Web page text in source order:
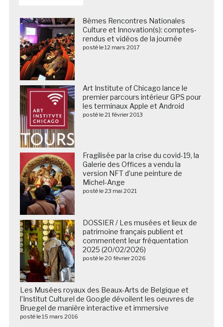
8èmes Rencontres Nationales
Culture et Innovation(s): comptes-
rendus et vidéos de la journée
posté le 12 mars 2017
Art Institute of Chicago lance le
premier parcours intérieur GPS pour
les terminaux Apple et Android
posté le 21 février 2013
Fragilisée par la crise du covid-19, la
Galerie des Offices a vendu la
version NFT d’une peinture de
Michel-Ange
posté le 23 mai 2021
DOSSIER / Les musées et lieux de
patrimoine français publient et
commentent leur fréquentation
2025 (20/02/2026)
posté le 20 février 2026
Les Musées royaux des Beaux-Arts de Belgique et
l’Institut Culturel de Google dévoilent les oeuvres de
Bruegel de manière interactive et immersive
posté le 15 mars 2016